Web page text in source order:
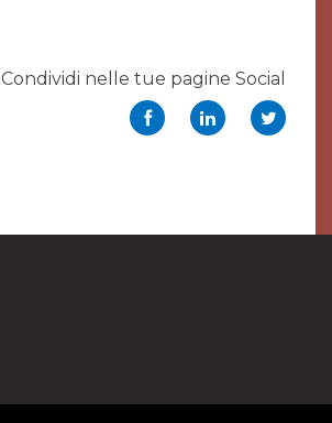
Condividi nelle tue pagine Social